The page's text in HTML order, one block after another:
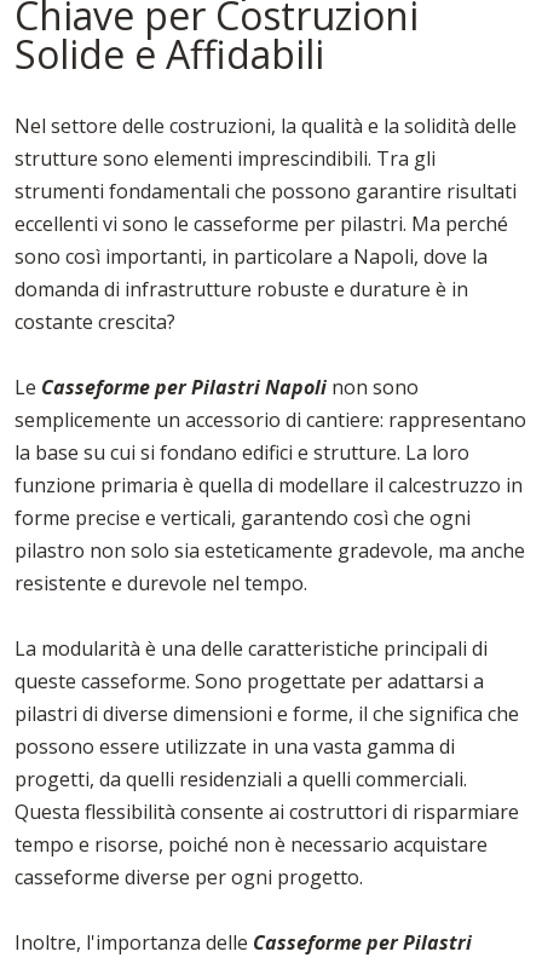
Chiave per Costruzioni
Solide e Affidabili
Nel settore delle costruzioni, la qualità e la solidità delle
strutture sono elementi imprescindibili. Tra gli
strumenti fondamentali che possono garantire risultati
eccellenti vi sono le casseforme per pilastri. Ma perché
sono così importanti, in particolare a Napoli, dove la
domanda di infrastrutture robuste e durature è in
costante crescita?
Le Casseforme per Pilastri Napoli non sono
semplicemente un accessorio di cantiere: rappresentano
la base su cui si fondano edifici e strutture. La loro
funzione primaria è quella di modellare il calcestruzzo in
forme precise e verticali, garantendo così che ogni
pilastro non solo sia esteticamente gradevole, ma anche
resistente e durevole nel tempo.
La modularità è una delle caratteristiche principali di
queste casseforme. Sono progettate per adattarsi a
pilastri di diverse dimensioni e forme, il che significa che
possono essere utilizzate in una vasta gamma di
progetti, da quelli residenziali a quelli commerciali.
Questa flessibilità consente ai costruttori di risparmiare
tempo e risorse, poiché non è necessario acquistare
casseforme diverse per ogni progetto.
Inoltre, l'importanza delle Casseforme per Pilastri